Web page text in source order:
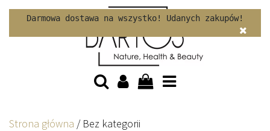
Darmowa dostawa na wszystko! Udanych zakupów!
Skip to content
Strona główna / Bez kategorii